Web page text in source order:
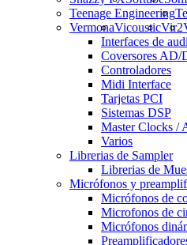
Teenage Engineering
VermonaVicousticVir2
Interfaces de
Coversores AD/
Controladores
Midi Interface
Tarjetas PCI
Sistemas DSP
Master Clocks /
Varios
Librerias de Sampler
Librerias de
Micrófonos y
Micrófonos de
Microfonos de
Micrófonos